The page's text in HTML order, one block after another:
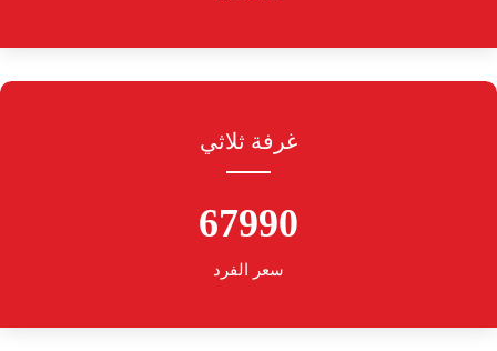
غرفة ثلاثي
67990
سعر الفرد